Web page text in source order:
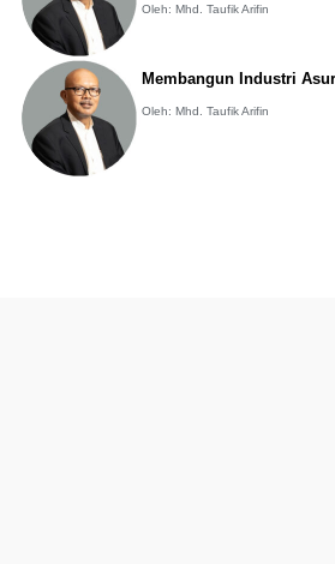
Oleh: Mhd. Taufik Arifin
Membangun Industri
Oleh: Mhd. Taufik Arifin